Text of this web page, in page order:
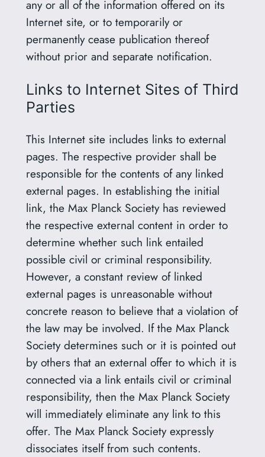
any or all of the information offered on its
Internet site, or to temporarily or
permanently cease publication thereof
without prior and separate notification.
Links to Internet Sites of Third
Parties
This Internet site includes links to external
pages. The respective provider shall be
responsible for the contents of any linked
external pages. In establishing the initial
link, the Max Planck Society has reviewed
the respective external content in order to
determine whether such link entailed
possible civil or criminal responsibility.
However, a constant review of linked
external pages is unreasonable without
concrete reason to believe that a violation of
the law may be involved. If the Max Planck
Society determines such or it is pointed out
by others that an external offer to which it is
connected via a link entails civil or criminal
responsibility, then the Max Planck Society
will immediately eliminate any link to this
offer. The Max Planck Society expressly
dissociates itself from such contents.